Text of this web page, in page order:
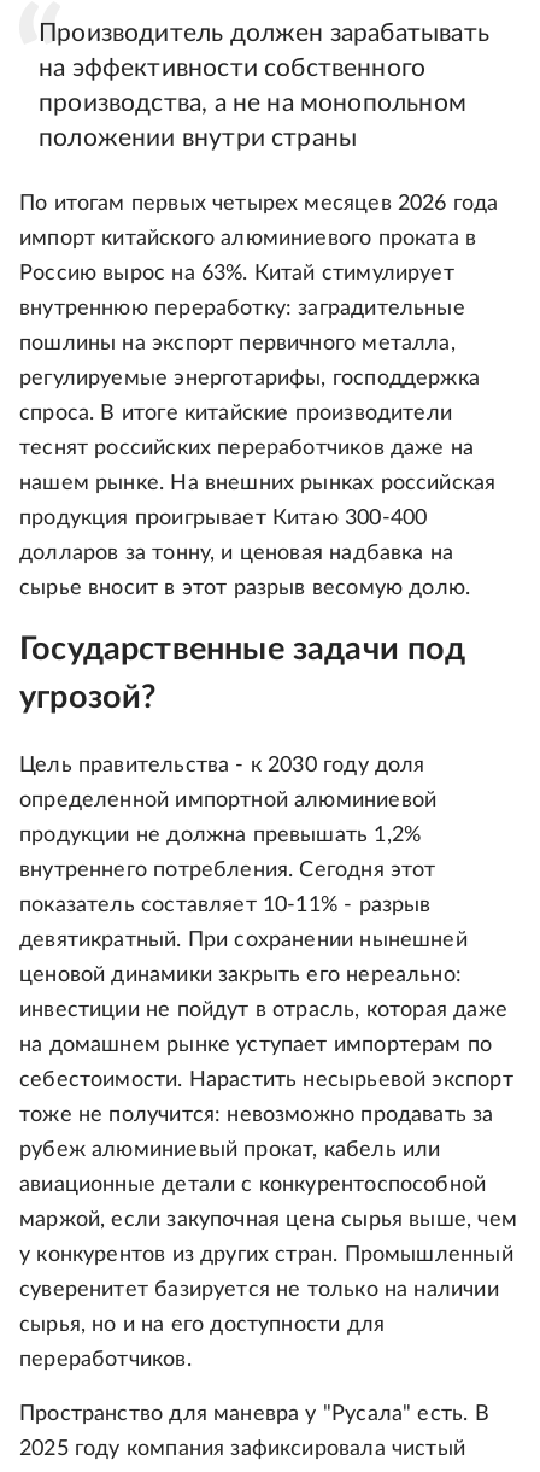
Производитель должен зарабатывать
на эффективности собственного
производства, а не на монопольном
положении внутри страны
По итогам первых четырех месяцев 2026 года
импорт китайского алюминиевого проката в
Россию вырос на 63%. Китай стимулирует
внутреннюю переработку: заградительные
пошлины на экспорт первичного металла,
регулируемые энерготарифы, господдержка
спроса. В итоге китайские производители
теснят российских переработчиков даже на
нашем рынке. На внешних рынках российская
продукция проигрывает Китаю 300-400
долларов за тонну, и ценовая надбавка на
сырье вносит в этот разрыв весомую долю.
Государственные задачи под
угрозой?
Цель правительства - к 2030 году доля
определенной импортной алюминиевой
продукции не должна превышать 1,2%
внутреннего потребления. Сегодня этот
показатель составляет 10-11% - разрыв
девятикратный. При сохранении нынешней
ценовой динамики закрыть его нереально:
инвестиции не пойдут в отрасль, которая даже
на домашнем рынке уступает импортерам по
себестоимости. Нарастить несырьевой экспорт
тоже не получится: невозможно продавать за
рубеж алюминиевый прокат, кабель или
авиационные детали с конкурентоспособной
маржой, если закупочная цена сырья выше, чем
у конкурентов из других стран. Промышленный
суверенитет базируется не только на наличии
сырья, но и на его доступности для
переработчиков.
Пространство для маневра у "Русала" есть. В
2025 году компания зафиксировала чистый